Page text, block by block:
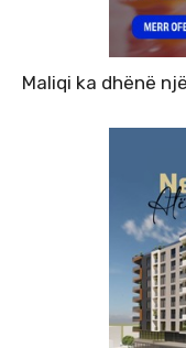
Maliqi ka dhënë